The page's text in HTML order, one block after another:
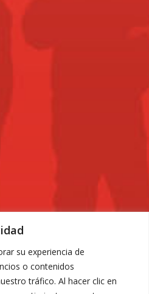
su experiencia de
o contenidos
tráfico. Al hacer clic en
nº6. 30009 Murcia